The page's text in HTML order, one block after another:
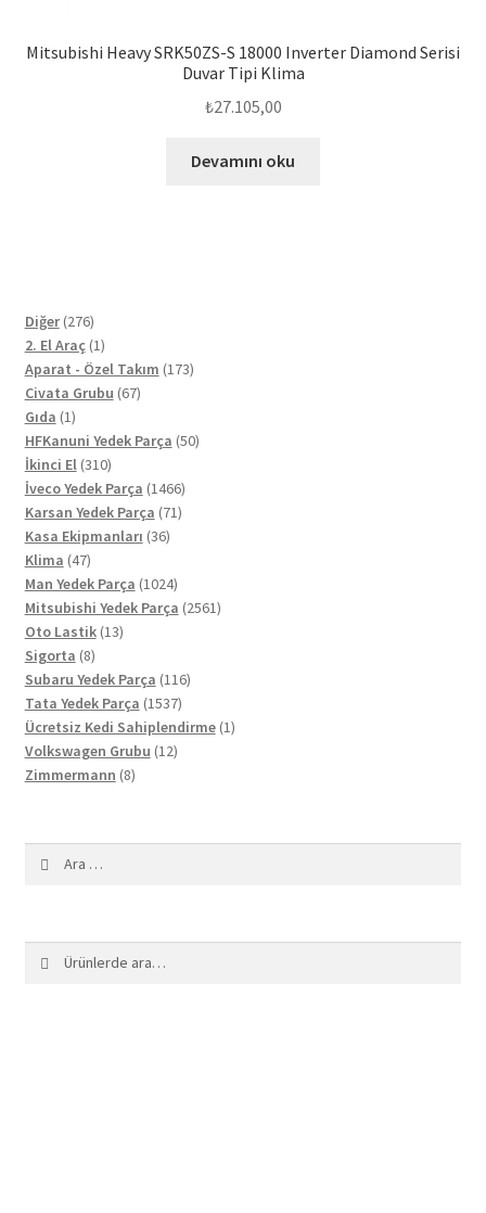
Mitsubishi Heavy SRK50ZS-S 18000 Inverter Diamond Serisi
Duvar Tipi Klima
₺27.105,00
Devamını oku
Diğer 276276
ürün
2. El Araç 11
ürün
Aparat - Özel Takım 173173
Civata Grubu 6767
Gıda 11
ürün
HFKanuni Yedek Parça 5050
İkinci El 310310
ürün
İveco Yedek Parça 14661466
ürün
Karsan Yedek Parça 7171
Kasa Ekipmanları 3636
Klima 4747
ürün
Man Yedek Parça 10241024
ürün
Mitsubishi Yedek Parça 25612561
Oto Lastik 1313
Sigorta 88
ürün
Subaru Yedek Parça 116116
Tata Yedek Parça 15371537
ürün
Ücretsiz Kedi Sahiplendirme 11
Volkswagen Grubu 1212
Zimmermann 88